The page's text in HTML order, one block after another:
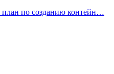
план по созданию контейн…